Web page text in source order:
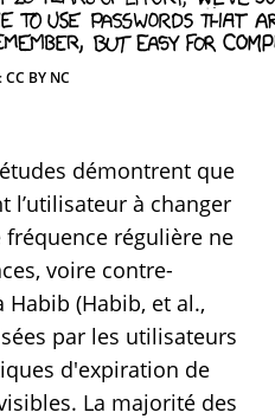
CC BY NC
démontrent que
l’utilisateur à changer
régulière ne
voire contre-
(Habib, et al.,
par les utilisateurs
d'expiration de
La majorité des